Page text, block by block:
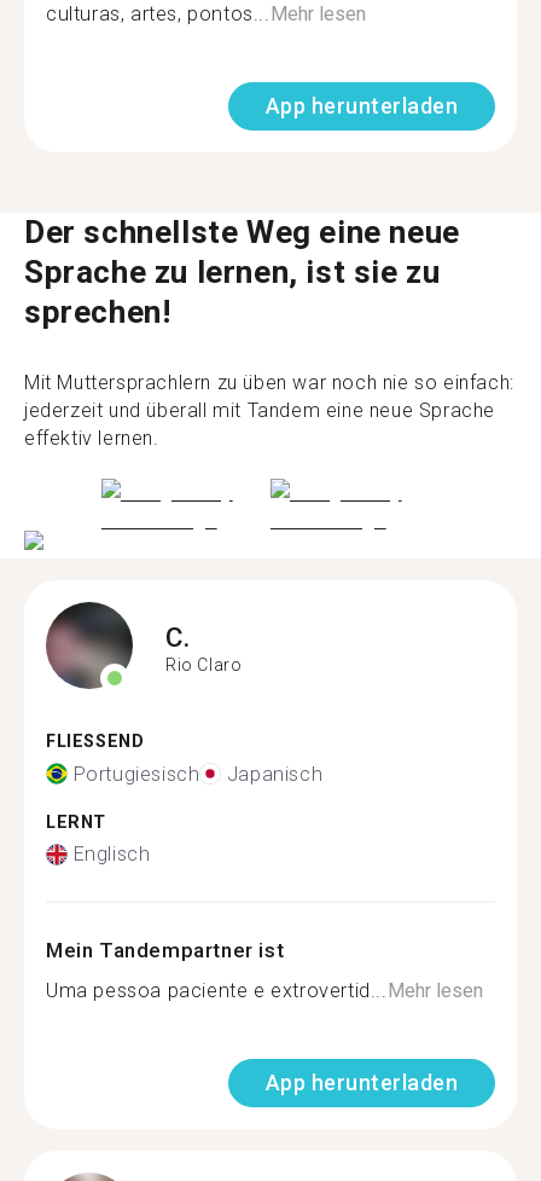
culturas, artes, pontos... Mehr lesen
App herunterladen
Der schnellste Weg eine neue
Sprache zu lernen, ist sie zu
sprechen!
Mit Muttersprachlern zu üben war noch nie so einfach:
jederzeit und überall mit Tandem eine neue Sprache
effektiv lernen.
C.
Rio Claro
FLIESSEND
Portugiesisch Japanisch
LERNT
Englisch
Mein Tandempartner ist
Uma pessoa paciente e extrovertid...Mehr lesen
App herunterladen